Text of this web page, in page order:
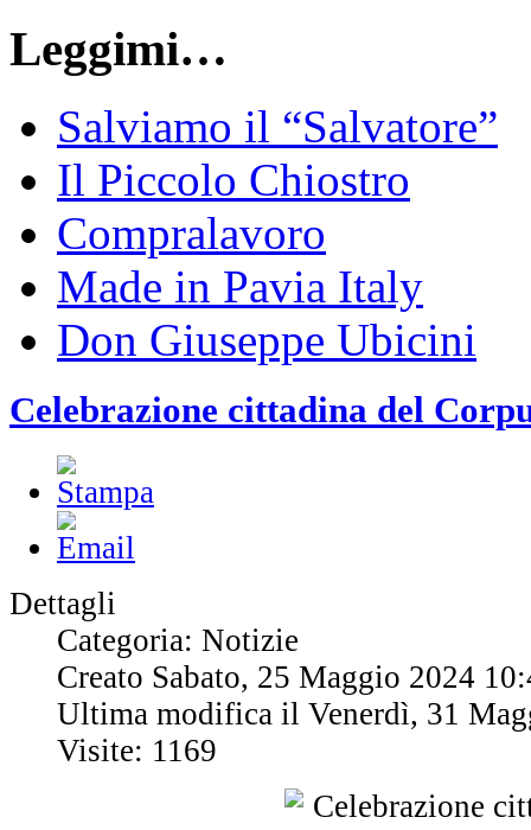
Leggimi…
Salviamo il “Salvatore”
Il Piccolo Chiostro
Compralavoro
Made in Pavia Italy
Don Giuseppe Ubicini
Celebrazione cittadina del
Dettagli
Categoria: Notizie
Creato Sabato, 25 Maggio 2024
Ultima modifica il Venerdì, 31
Visite: 1169